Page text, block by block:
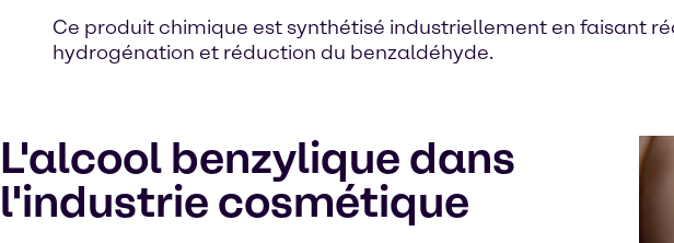
Ce produit chimique est synthétisé industriellement en faisant
hydrogénation et réduction du benzaldéhyde.
L'alcool benzylique dans
l'industrie cosmétique